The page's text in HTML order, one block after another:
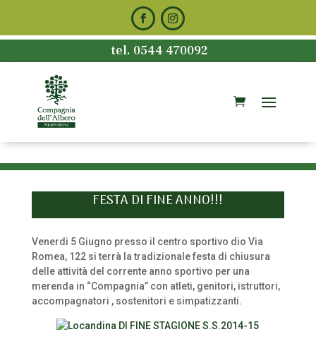
tel. 0544 470092
FESTA DI FINE ANNO!!!
Venerdi 5 Giugno presso il centro sportivo dio Via
Romea, 122 si terrà la tradizionale festa di chiusura
delle attività del corrente anno sportivo per una
merenda in “Compagnia” con atleti, genitori, istruttori,
accompagnatori , sostenitori e simpatizzanti.